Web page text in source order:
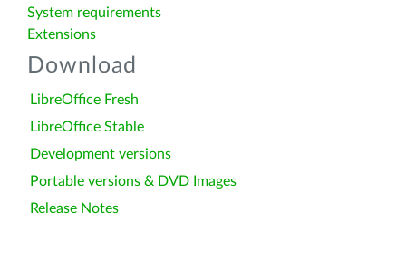
System requirements
Extensions
Download
LibreOffice Fresh
LibreOffice Stable
Development versions
Portable versions & DVD Images
Release Notes